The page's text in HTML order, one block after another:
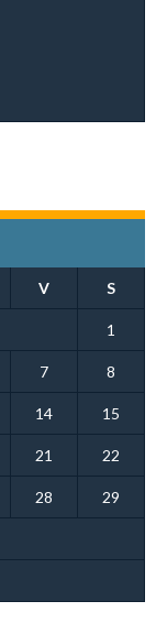
V S
1
7 8
14 15
21 22
28 29